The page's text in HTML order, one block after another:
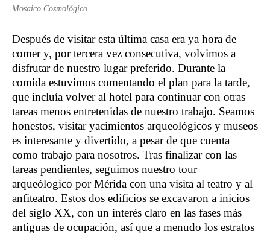
Mosaico Cosmológico
Después de visitar esta última casa era ya hora de
comer y, por tercera vez consecutiva, volvimos a
disfrutar de nuestro lugar preferido. Durante la
comida estuvimos comentando el plan para la tarde,
que incluía volver al hotel para continuar con otras
tareas menos entretenidas de nuestro trabajo. Seamos
honestos, visitar yacimientos arqueológicos y museos
es interesante y divertido, a pesar de que cuenta
como trabajo para nosotros. Tras finalizar con las
tareas pendientes, seguimos nuestro tour
arqueólogico por Mérida con una visita al teatro y al
anfiteatro. Estos dos edificios se excavaron a inicios
del siglo XX, con un interés claro en las fases más
antiguas de ocupación, así que a menudo los estratos